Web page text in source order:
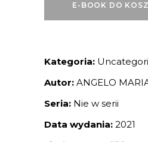
E-BOOK DO
Kategoria:
Autor: ANGELO
Seria: Nie w serii
Data wydania: 2021